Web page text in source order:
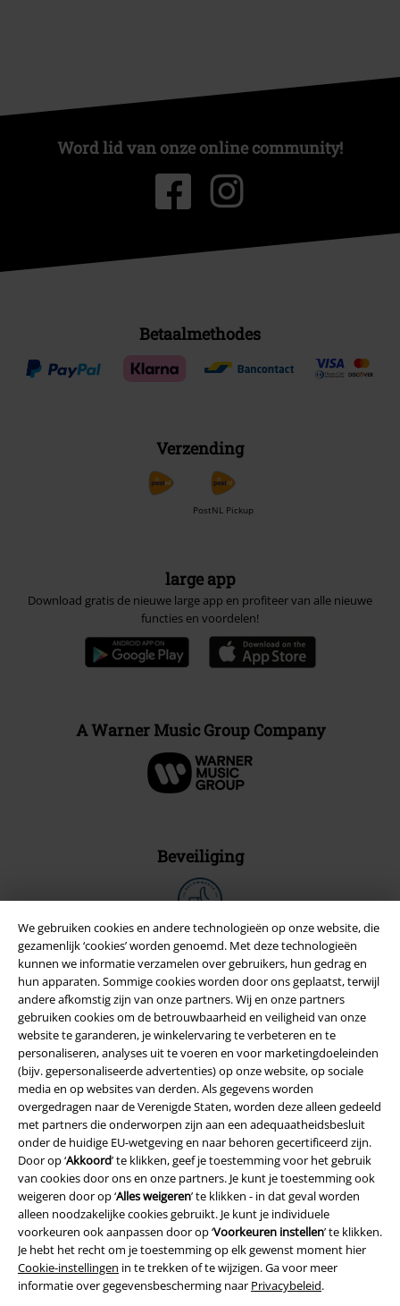
We gebruiken cookies en andere technologieën op onze website, die
gezamenlijk ‘cookies’ worden genoemd. Met deze technologieën
kunnen we informatie verzamelen over gebruikers, hun gedrag en
hun apparaten. Sommige cookies worden door ons geplaatst, terwijl
andere afkomstig zijn van onze partners. Wij en onze partners
gebruiken cookies om de betrouwbaarheid en veiligheid van onze
website te garanderen, je winkelervaring te verbeteren en te
personaliseren, analyses uit te voeren en voor marketingdoeleinden
(bijv. gepersonaliseerde advertenties) op onze website, op sociale
media en op websites van derden. Als gegevens worden
overgedragen naar de Verenigde Staten, worden deze alleen gedeeld
met partners die onderworpen zijn aan een adequaatheidsbesluit
onder de huidige EU-wetgeving en naar behoren gecertificeerd zijn.
Door op ‘Akkoord’ te klikken, geef je toestemming voor het gebruik
van cookies door ons en onze partners. Je kunt je toestemming ook
weigeren door op ‘Alles weigeren’ te klikken - in dat geval worden
alleen noodzakelijke cookies gebruikt. Je kunt je individuele
voorkeuren ook aanpassen door op ‘Voorkeuren instellen’ te klikken.
Je hebt het recht om je toestemming op elk gewenst moment hier
Cookie-instellingen in te trekken of te wijzigen. Ga voor meer
informatie over gegevensbescherming naar Privacybeleid.
Word lid van onze online community!
Betaalmethodes
Verzending
PostNL Pickup
large app
Download gratis de nieuwe large app en profiteer van alle nieuwe
functies en voordelen!
A Warner Music Group Company
Beveiliging
Legal
Algemene Voorwaarden
Bedrijfsgegevens
Privacyverklaring
Verklaring van conformiteit